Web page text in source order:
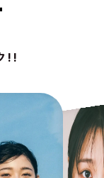
!!